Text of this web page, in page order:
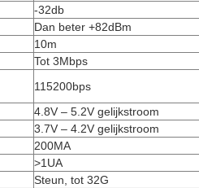
-32db
Dan beter +82dBm
10m
Tot 3Mbps
115200bps
4.8V – 5.2V gelijkstroom
3.7V – 4.2V gelijkstroom
200MA
>1UA
Steun, tot 32G